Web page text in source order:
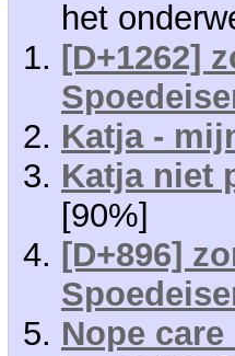
het
[D+1262]
Katja -
Katja niet
[90%]
[D+896]
Nope